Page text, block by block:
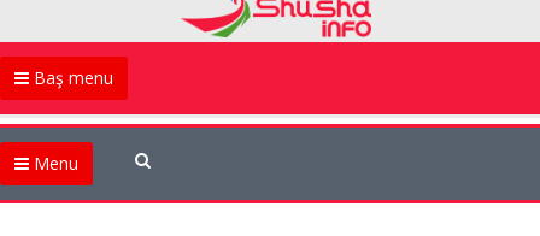
Baş menu
Menu